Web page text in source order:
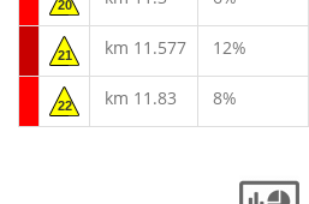
20
21 km 11.577 12%
22 km 11.83 8%